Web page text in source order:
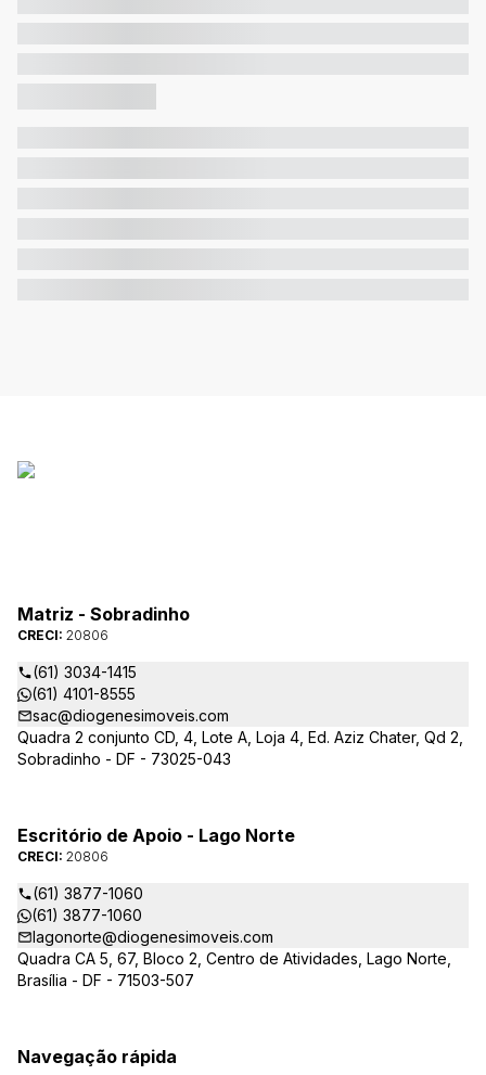
Matriz - Sobradinho
CRECI: 20806
(61) 3034-1415
(61) 4101-8555
sac@diogenesimoveis.com
Quadra 2 conjunto CD, 4, Lote A, Loja 4, Ed. Aziz Chater, Qd 2,
Sobradinho - DF - 73025-043
Escritório de Apoio - Lago Norte
CRECI: 20806
(61) 3877-1060
(61) 3877-1060
lagonorte@diogenesimoveis.com
Quadra CA 5, 67, Bloco 2, Centro de Atividades, Lago Norte,
Brasília - DF - 71503-507
Navegação rápida